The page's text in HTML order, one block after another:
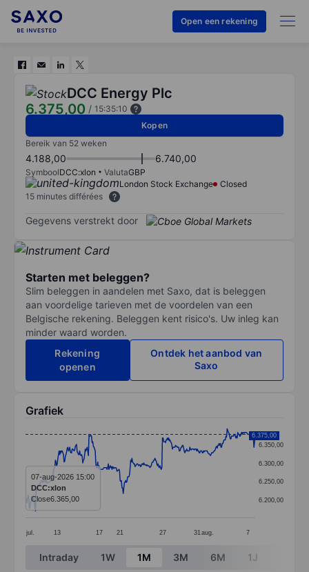
Open een rekening
DCC Energy Plc
6.375,00 / 15:35:10
Kopen
Bereik van 52 weken
4.188,00 6.740,00
SymboolDCC:xlon ValutaGBP
London Stock Exchange
Closed
15 minutes différées
Gegevens verstrekt door
Starten met beleggen?
Slim beleggen in aandelen met Saxo, dat is beleggen
aan voordelige tarieven met de voordelen van een
Belgische rekening. Beleggen kent risico's. Uw inleg kan
minder waard worden.
Rekening
openen
Ontdek het aanbod van
Saxo
Grafiek
Line chart with 370 data points.
The chart has 1 X axis displaying categories.
The chart has 1 Y axis displaying values. Data
jul. 13 17 21 27 31 aug. 7
6.200,00
6.250,00
6.300,00
6.350,00
6.375,00
07-aug-2026 15:00
DCC:xlon
Close6.365,00
End of interactive chart.
Intraday 1W 1M 3M 6M 1J